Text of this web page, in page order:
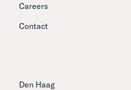
Careers
Contact
Den Haag